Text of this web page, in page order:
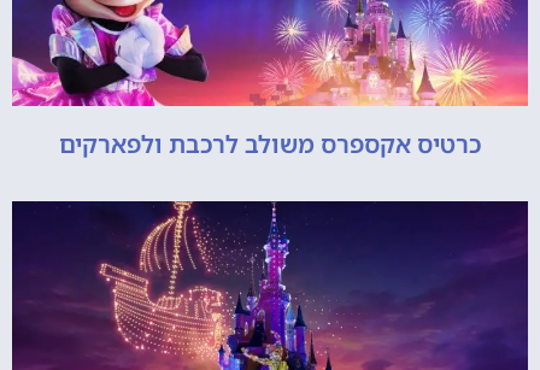
כרטיס אקספרס משולב לרכבת ולפארקים